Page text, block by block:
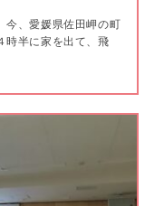
今、愛媛県佐田岬の町
時半に家を出て、飛